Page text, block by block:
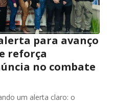
para avanço
reforça
no combate
um alerta claro: o